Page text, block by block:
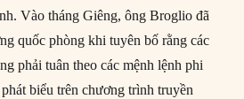
Vào tháng Giêng, ông Broglio đã
quốc phòng khi tuyên bố rằng các
phải tuân theo các mệnh lệnh phi
biểu trên chương trình truyền